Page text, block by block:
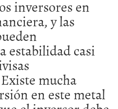
inversores en
y las
estabilidad casi
mucha
en este metal